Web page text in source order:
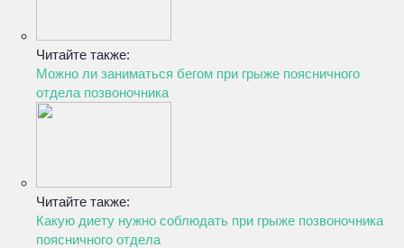
Читайте также:
Можно ли заниматься бегом при грыже поясничного
отдела позвоночника
Читайте также:
Какую диету нужно соблюдать при грыже позвоночника
поясничного отдела